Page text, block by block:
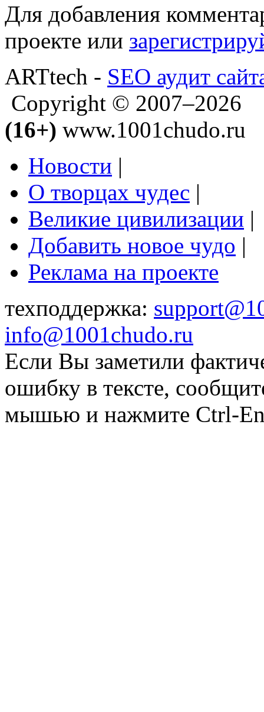
Для добавления
проекте или
ARTtech - SEO аудит
Copyright © 2007–2026
(16+) www.1001chudo.ru
Новости |
О творцах чудес |
Великие цивилизации |
Добавить новое чудо |
Реклама на проекте
техподдержка:
info@1001chudo.ru
Если Вы заметили
ошибку в тексте,
мышью и нажмите Ctrl-